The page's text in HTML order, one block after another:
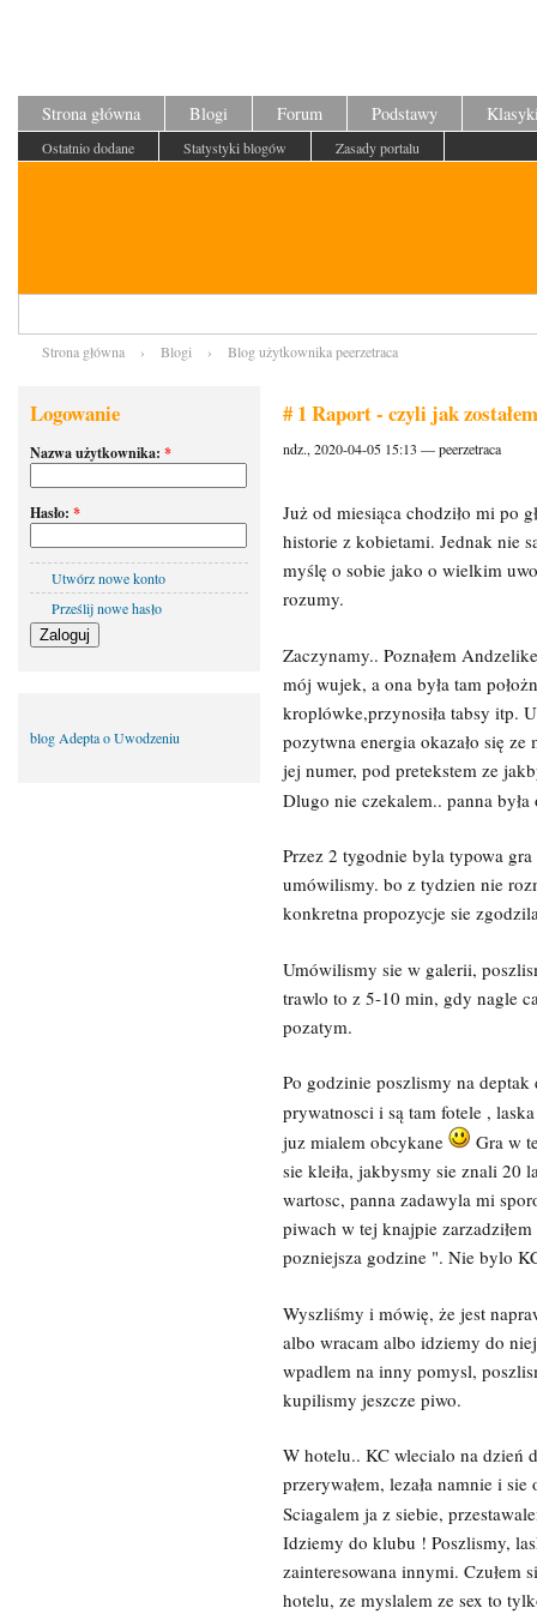
Strona główna Blogi Forum Podstawy
Ostatnio dodane Statystyki blogów Zasady portalu
Strona główna › Blogi › Blog użytkownika peerzetraca
Logowanie
Nazwa użytkownika: *
Hasło: *
Utwórz nowe konto
Prześlij nowe hasło
blog Adepta o Uwodzeniu
# 1 Raport - czyli jak
ndz., 2020-04-05 15:13 — peerzetraca
Już od miesiąca chodziło mi po
historie z kobietami. Jednak nie
myślę o sobie jako o wielkim
rozumy.
Zaczynamy.. Poznałem
mój wujek, a ona była tam
kroplówke,przynosiła tabsy itp.
pozytwna energia okazało się
jej numer, pod pretekstem ze
Dlugo nie czekalem.. panna
Przez 2 tygodnie byla typowa
umówilismy. bo z tydzien nie
konkretna propozycje sie
Umówilismy sie w galerii,
trawlo to z 5-10 min, gdy nagle
pozatym.
Po godzinie poszlismy na
prywatnosci i są tam fotele ,
juz mialem obcykane
Gra w
sie kleiła, jakbysmy sie znali 20
wartosc, panna zadawyla mi
piwach w tej knajpie
pozniejsza godzine ". Nie bylo
Wyszliśmy i mówię, że jest
albo wracam albo idziemy do
wpadlem na inny pomysl,
kupilismy jeszcze piwo.
W hotelu.. KC wlecialo na dzień
przerywałem, lezała namnie i
Sciagalem ja z siebie,
Idziemy do klubu ! Poszlismy,
zainteresowana innymi. Czułem
hotelu, ze myslalem ze sex to